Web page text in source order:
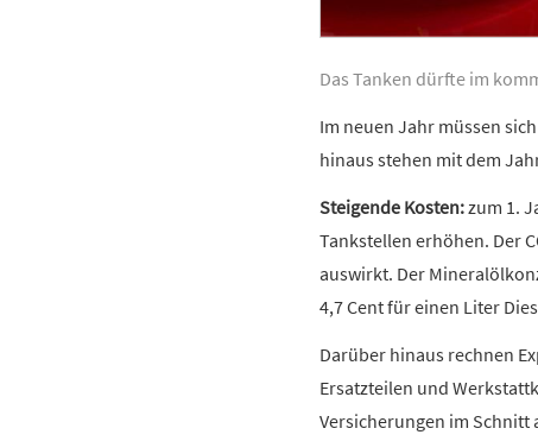
Das Tanken dürfte im
Im neuen Jahr müssen
hinaus stehen mit dem
Steigende Kosten:zum 1.
Tankstellen erhöhen. Der
auswirkt. Der
4,7 Cent für einen Liter
Darüber hinaus rechnen
Ersatzteilen und
Versicherungen im Schnitt